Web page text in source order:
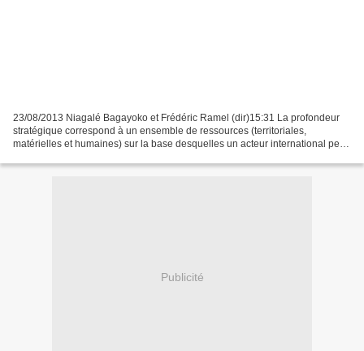
23/08/2013 Niagalé Bagayoko et Frédéric Ramel (dir)15:31 La profondeur
stratégique correspond à un ensemble de ressources (territoriales,
matérielles et humaines) sur la base desquelles un acteur international peut
Publicité